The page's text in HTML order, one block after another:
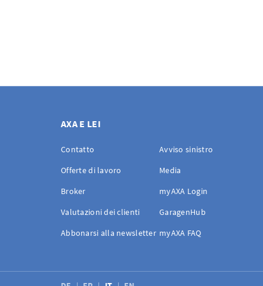
AXA E LEI
Contatto
Avviso sinistro
Offerte di lavoro
Media
Broker
myAXA Login
Valutazioni dei clienti
GaragenHub
Abbonarsi alla newsletter myAXA FAQ